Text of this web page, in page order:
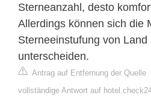
Sterneanzahl, desto
Allerdings können sich die
Sterneeinstufung von Land
unterscheiden.
Antrag auf Entfernung der Quelle
vollständige Antwort auf